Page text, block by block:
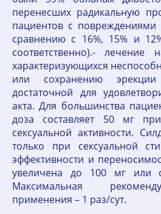
перенесших радикальную
пациентов с
сравнению с 16%, 15% и
соответственно).- лечение
характеризующихся
или сохранению
достаточной для
акта. Для большинства
доза составляет 50 мг
сексуальной активности.
только при сексуальной
эффективности и
увеличена до 100 мг или
Максимальная
применения – 1 раз/сут.